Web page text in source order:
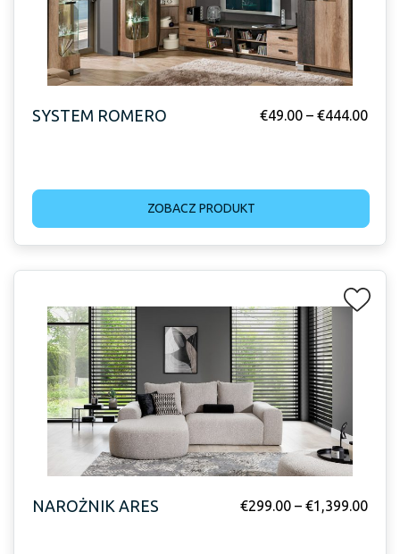
SYSTEM ROMERO €49.00 – €444.00
ZOBACZ PRODUKT
NAROŻNIK ARES €299.00 – €1,399.00